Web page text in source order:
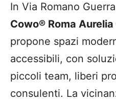
In Via Romano
Cowo® Roma
propone spazi
accessibili, con
piccoli team, liberi
consulenti. La